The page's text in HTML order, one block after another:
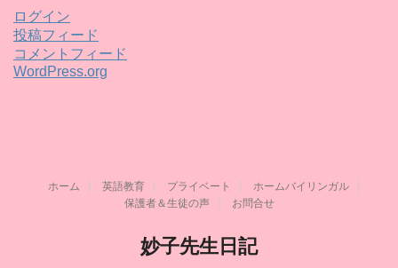
ログイン
投稿フィード
コメントフィード
WordPress.org
ホーム 英語教育 プライベート
ホームバイリンガル
保護者＆生徒の声
お問合せ
妙子先生日記